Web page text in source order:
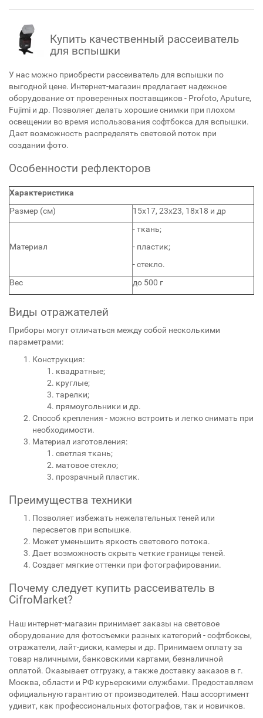
Купить качественный рассеиватель
для вспышки
У нас можно приобрести рассеиватель для вспышки по
выгодной цене. Интернет-магазин предлагает надежное
оборудование от проверенных поставщиков - Profoto, Aputure,
Fujimi и др. Позволяет делать хорошие снимки при плохом
освещении во время использования софтбокса для вспышки.
Дает возможность распределять световой поток при
создании фото.
Особенности рефлекторов
Характеристика
Размер (см)
15х17, 23х23, 18х18 и др
Материал
- ткань;
- пластик;
- стекло.
Вес
до 500 г
Виды отражателей
Приборы могут отличаться между собой несколькими
параметрами:
Конструкция:
квадратные;
круглые;
тарелки;
прямоугольники и др.
Способ крепления - можно встроить и легко снимать при
необходимости.
Материал изготовления:
светлая ткань;
матовое стекло;
прозрачный пластик.
Преимущества техники
Позволяет избежать нежелательных теней или
пересветов при вспышке.
Может уменьшить яркость светового потока.
Дает возможность скрыть четкие границы теней.
Создает мягкие оттенки при фотографировании.
Почему следует купить рассеиватель в
CifroMarket?
Наш интернет-магазин принимает заказы на световое
оборудование для фотосъемки разных категорий - софтбоксы,
отражатели, лайт-диски, камеры и др. Принимаем оплату за
товар наличными, банковскими картами, безналичной
оплатой. Оказывает отгрузку, а также доставку заказов в г.
Москва, области и РФ курьерскими службами. Предоставляем
официальную гарантию от производителей. Наш ассортимент
удивит, как профессиональных фотографов, так и новичков.